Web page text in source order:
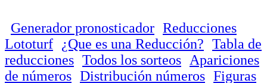
Generador pronosticador Reducciones
Lototurf
¿Que es una Reducción? Tabla de
reducciones Todos los sorteos
Apariciones
de números Distribución números Figuras